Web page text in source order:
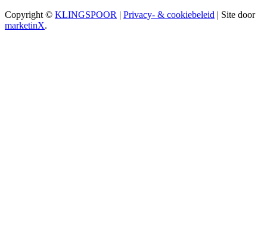
Copyright © KLINGSPOOR | Privacy- & cookiebeleid | Site door
marketinX.